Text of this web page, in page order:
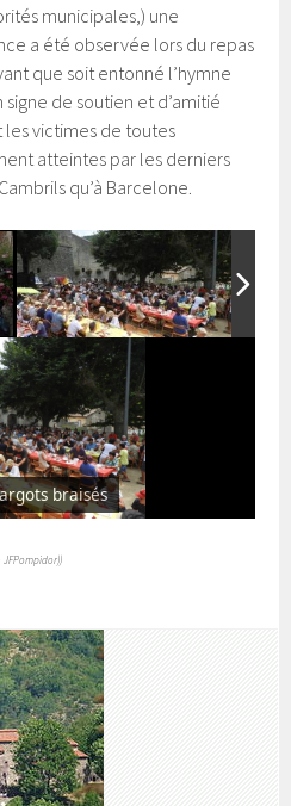
municipales,) une
a été observée lors du repas
que soit entonné l’hymne
signe de soutien et d’amitié
les victimes de toutes
atteintes par les derniers
qu’à Barcelone.
braisés
JFPompidor))